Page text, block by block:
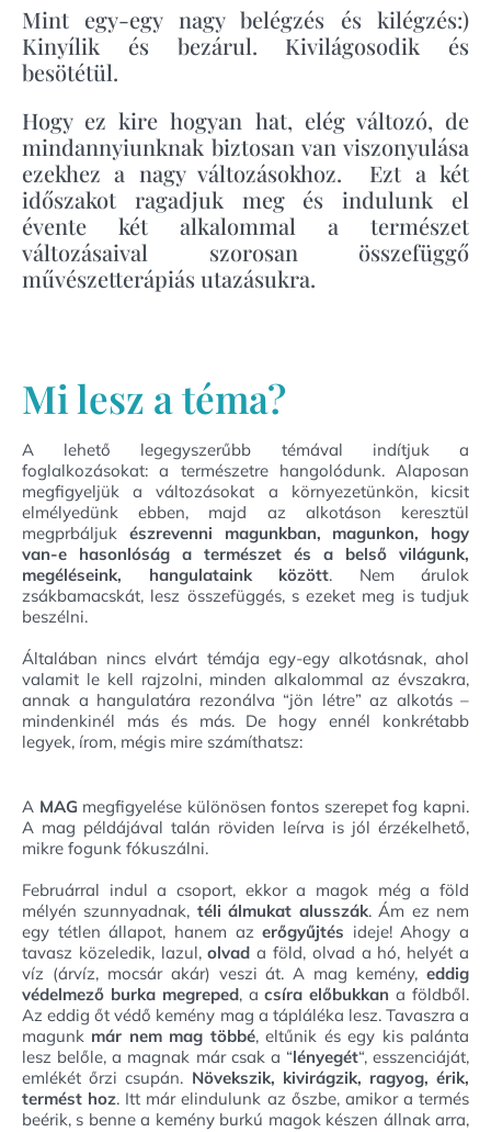
Mint egy-egy nagy belégzés és kilégzés:)
Kinyílik és bezárul. Kivilágosodik és
besötétül.
Hogy ez kire hogyan hat, elég változó, de
mindannyiunknak biztosan van viszonyulása
ezekhez a nagy változásokhoz. Ezt a két
időszakot ragadjuk meg és indulunk el
évente két alkalommal a természet
változásaival szorosan összefüggő
művészetterápiás utazásukra.
Mi lesz a téma?
A lehető legegyszerűbb témával indítjuk a
foglalkozásokat: a természetre hangolódunk. Alaposan
megfigyeljük a változásokat a környezetünkön, kicsit
elmélyedünk ebben, majd az alkotáson keresztül
megprbáljuk észrevenni magunkban, magunkon, hogy
van-e hasonlóság a természet és a belső világunk,
megéléseink, hangulataink között. Nem árulok
zsákbamacskát, lesz összefüggés, s ezeket meg is tudjuk
beszélni.
Általában nincs elvárt témája egy-egy alkotásnak, ahol
valamit le kell rajzolni, minden alkalommal az évszakra,
annak a hangulatára rezonálva “jön létre” az alkotás –
mindenkinél más és más. De hogy ennél konkrétabb
legyek, írom, mégis mire számíthatsz:
A MAG megfigyelése különösen fontos szerepet fog kapni.
A mag példájával talán röviden leírva is jól érzékelhető,
mikre fogunk fókuszálni.
Februárral indul a csoport, ekkor a magok még a föld
mélyén szunnyadnak, téli álmukat alusszák. Ám ez nem
egy tétlen állapot, hanem azerőgyűjtés ideje! Ahogy a
tavasz közeledik, lazul,olvad a föld, olvad a hó, helyét a
víz (árvíz, mocsár akár) veszi át. A mag kemény, eddig
védelmező burka megreped, acsíra előbukkan a földből.
Az eddig őt védő kemény mag a tápláléka lesz. Tavaszra a
magunk már nem mag többé, eltűnik és egy kis palánta
lesz belőle, a magnak már csak a “lényegét“, esszenciáját,
emlékét őrzi csupán. Növekszik, kivirágzik, ragyog, érik,
termést hoz. Itt már elindulunk az őszbe, amikor a termés
beérik, s benne a kemény burkú magok készen állnak arra,